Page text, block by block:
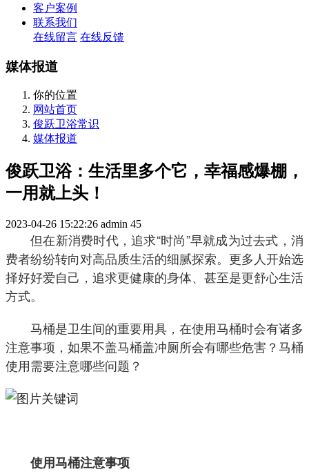
客户案例
联系我们
在线留言 在线反馈
媒体报道
你的位置
网站首页
俊跃卫浴常识
媒体报道
俊跃卫浴：生活里多个它，幸福感爆棚，
一用就上头！
2023-04-26 15:22:26 admin 45
但在新消费时代，追求“时尚”早就成为过去式，消
费者纷纷转向对高品质生活的细腻探索。更多人开始选
择好好爱自己，追求更健康的身体、甚至是更舒心生活
方式。
马桶是卫生间的重要用具，在使用马桶时会有诸多
注意事项，如果不盖马桶盖冲厕所会有哪些危害？马桶
使用需要注意哪些问题？
使用马桶注意事项